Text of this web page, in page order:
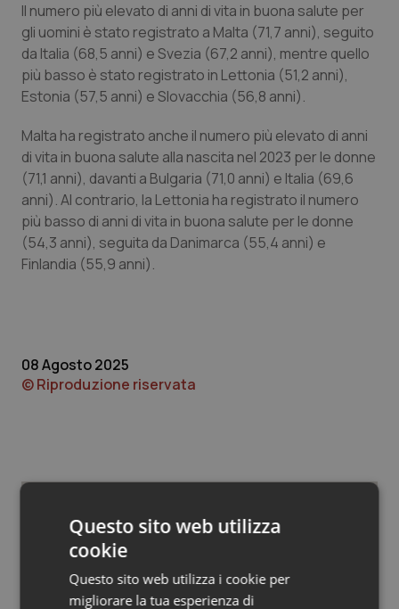
Sardegna
Sicilia
Umbria
Valle D’Aosta
Veneto
Malattia di Crohn & Rettocolite Ulcerosa
Neuroscienze & patologie neurodegenerative
Oftalmologia
Oncodermatologia
Oncoematologia
Quotidiano Cardiologia
Quotidiano Pediatria
Rene & patologie urogenitali
Il numero più elevato di anni di vita in buona salute per
gli uomini è stato registrato a Malta (71,7 anni), seguito
da Italia (68,5 anni) e Svezia (67,2 anni), mentre quello
più basso è stato registrato in Lettonia (51,2 anni),
Estonia (57,5 anni) e Slovacchia (56,8 anni).
Malta ha registrato anche il numero più elevato di anni
di vita in buona salute alla nascita nel 2023 per le donne
(71,1 anni), davanti a Bulgaria (71,0 anni) e Italia (69,6
anni). Al contrario, la Lettonia ha registrato il numero
più basso di anni di vita in buona salute per le donne
(54,3 anni), seguita da Danimarca (55,4 anni) e
Finlandia (55,9 anni).
08 Agosto 2025
© Riproduzione riservata
Potrebbe interessarti in
Studi e Analisi
Questo sito web utilizza
cookie
Questo sito web utilizza i cookie per
migliorare la tua esperienza di